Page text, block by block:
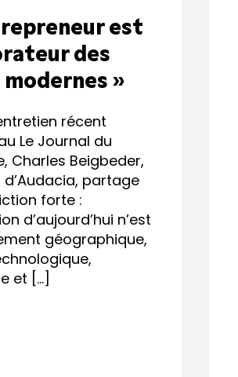
est
des
»
récent
Le Journal du
Charles Beigbeder,
partage
forte :
d’aujourd’hui n’est
géographique,
et […]